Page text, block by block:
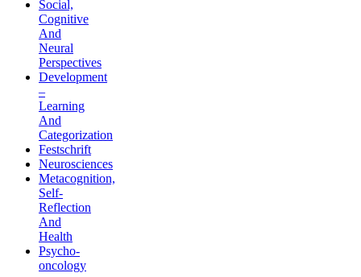
Social,
Cognitive
And
Neural
Perspectives
Development
–
Learning
And
Categorization
Festschrift
Neurosciences
Metacognition,
Self-
Reflection
And
Health
Psycho-
oncology